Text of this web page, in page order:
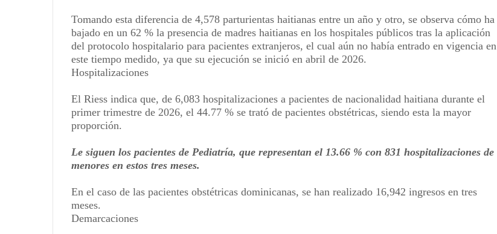
Tomando esta diferencia de 4,578 parturientas haitianas entre un año y otro, se observa cómo ha
bajado en un 62 % la presencia de madres haitianas en los hospitales públicos tras la aplicación
del protocolo hospitalario para pacientes extranjeros, el cual aún no había entrado en vigencia en
este tiempo medido, ya que su ejecución se inició en abril de 2026.
Hospitalizaciones
El Riess indica que, de 6,083 hospitalizaciones a pacientes de nacionalidad haitiana durante el
primer trimestre de 2026, el 44.77 % se trató de pacientes obstétricas, siendo esta la mayor
proporción.
Le siguen los pacientes de Pediatría, que representan el 13.66 % con 831 hospitalizaciones de
menores en estos tres meses.
En el caso de las pacientes obstétricas dominicanas, se han realizado 16,942 ingresos en tres
meses.
Demarcaciones